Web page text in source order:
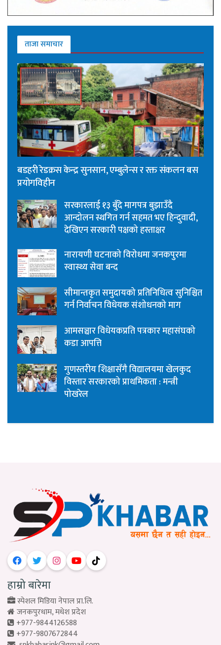
ताजा समाचार
बडहरी रेडक्रस केन्द्र सुनसान, एम्बुलेन्स र रक्त संकलन बस
प्रयोगविहीन
सरकारलाई १३ बुँदे मागपत्र बुझाउँदै
आन्दोलन स्थगित गर्न सहमत भए हिन्दुवादी,
देखिएन सरकारी पक्षको हस्ताक्षर
नारायणी घटनाको विरोधमा जनकपुरमा
स्वास्थ्य सेवा बन्द
सीमान्तकृत समुदायको प्रतिनिधित्व सुनिश्चित
गर्न निर्वाचन विधेयक संशोधनको माग
आमसञ्चार विधेयकप्रति पत्रकार महासंघको
कडा आपत्ति
गुणस्तरीय शिक्षासँगै विद्यालयमा खेलकुद
विस्तार सरकारको प्राथमिकता : मन्त्री
पोखरेल
हाम्रो बारेमा
स्पेशल मिडिया नेपाल प्रा.लि.
जनकपुरधाम, मधेश प्रदेश
+977-9844126588
+977-9807672844